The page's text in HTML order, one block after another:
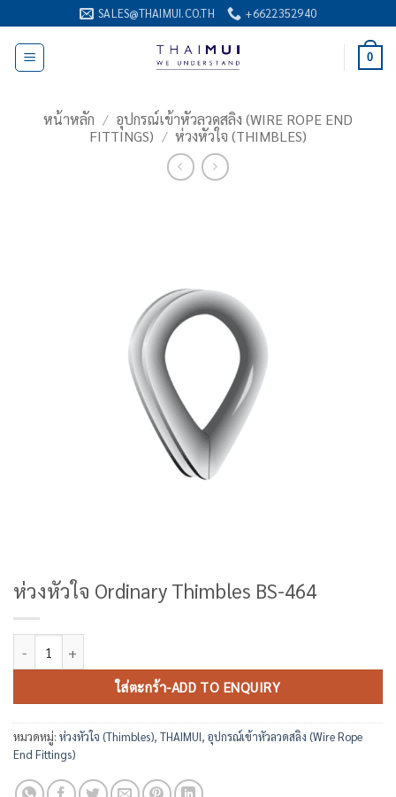
ไป
เนื้อหา
SALES@THAIMUI.CO.TH +6622352940
0
หน้าหลัก / อุปกรณ์เข้าหัวลวดสลิง (WIRE ROPE END
FITTINGS) / ห่วงหัวใจ (THIMBLES)
ห่วงหัวใจ Ordinary Thimbles BS-464
ใส่ตะกร้า-ADD TO ENQUIRY
หมวดหมู่: ห่วงหัวใจ (Thimbles), THAIMUI, อุปกรณ์เข้าหัวลวดสลิง (Wire Rope
End Fittings)